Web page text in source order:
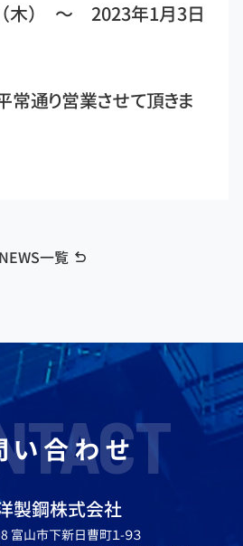
木） ～ 2023年1月3日
常通り営業させて頂きま
NEWS一覧
い合わせ
製鋼株式会社
富山市下新日曹町１-９３